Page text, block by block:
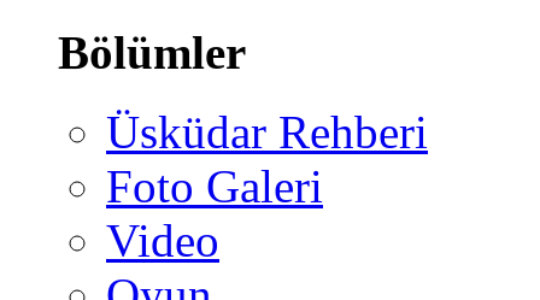
Bölümler
Üsküdar Rehberi
Foto Galeri
Video